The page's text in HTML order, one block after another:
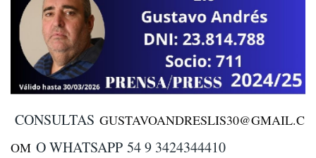
CONSULTAS GUSTAVOANDRESLIS30@GMAIL.C
OM O WHATSAPP 54 9 3424344410